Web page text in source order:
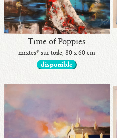
•
avec
•
exposées
Time of Poppies
mixtes* sur toile, 80 x 60 cm
disponible